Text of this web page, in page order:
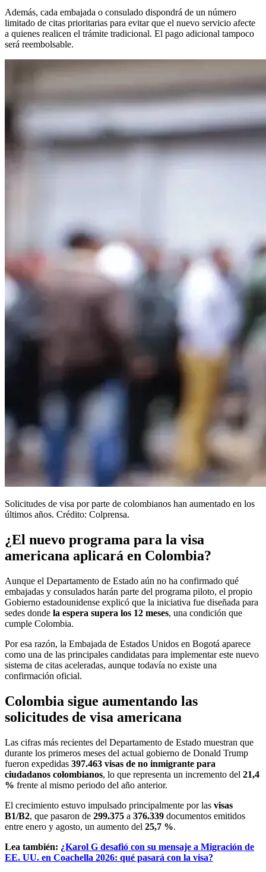
Además, cada embajada o consulado dispondrá de un número
limitado de citas prioritarias para evitar que el nuevo servicio afecte
a quienes realicen el trámite tradicional. El pago adicional tampoco
será reembolsable.
Solicitudes de visa por parte de colombianos han aumentado en los
últimos años. Crédito: Colprensa.
¿El nuevo programa para la visa
americana aplicará en Colombia?
Aunque el Departamento de Estado aún no ha confirmado qué
embajadas y consulados harán parte del programa piloto, el propio
Gobierno estadounidense explicó que la iniciativa fue diseñada para
sedes donde la espera supera los 12 meses, una condición que
cumple Colombia.
Por esa razón, la Embajada de Estados Unidos en Bogotá aparece
como una de las principales candidatas para implementar este nuevo
sistema de citas aceleradas, aunque todavía no existe una
confirmación oficial.
Colombia sigue aumentando las
solicitudes de visa americana
Las cifras más recientes del Departamento de Estado muestran que
durante los primeros meses del actual gobierno de Donald Trump
fueron expedidas 397.463 visas de no inmigrante para
ciudadanos colombianos, lo que representa un incremento del 21,4
% frente al mismo periodo del año anterior.
El crecimiento estuvo impulsado principalmente por las visas
B1/B2, que pasaron de 299.375 a 376.339 documentos emitidos
entre enero y agosto, un aumento del 25,7 %.
Lea también: ¿Karol G desafió con su mensaje a Migración de
EE. UU. en Coachella 2026: qué pasará con la visa?